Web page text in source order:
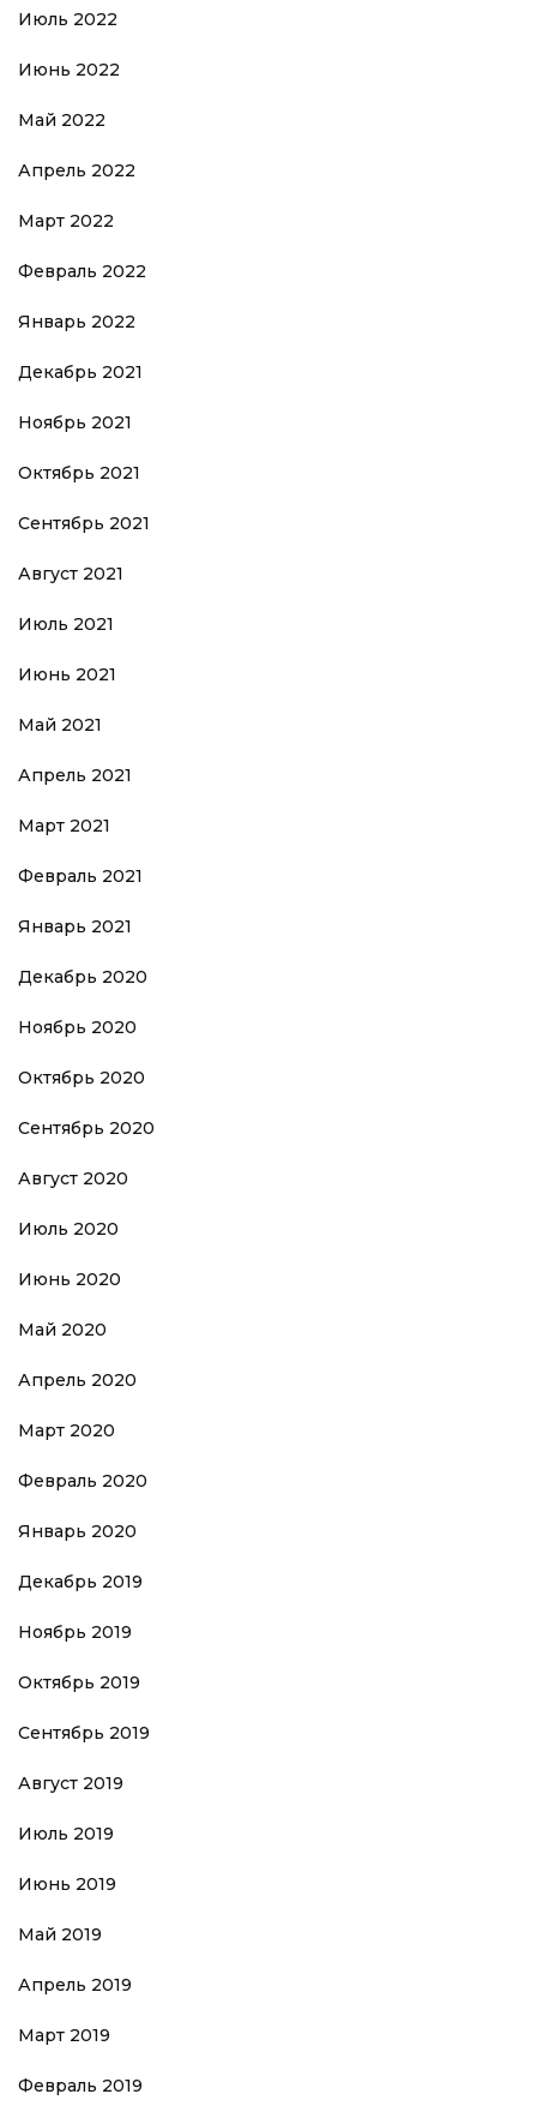
Июль 2022
Июнь 2022
Май 2022
Апрель 2022
Март 2022
Февраль 2022
Январь 2022
Декабрь 2021
Ноябрь 2021
Октябрь 2021
Сентябрь 2021
Август 2021
Июль 2021
Июнь 2021
Май 2021
Апрель 2021
Март 2021
Февраль 2021
Январь 2021
Декабрь 2020
Ноябрь 2020
Октябрь 2020
Сентябрь 2020
Август 2020
Июль 2020
Июнь 2020
Май 2020
Апрель 2020
Март 2020
Февраль 2020
Январь 2020
Декабрь 2019
Ноябрь 2019
Октябрь 2019
Сентябрь 2019
Август 2019
Июль 2019
Июнь 2019
Май 2019
Апрель 2019
Март 2019
Февраль 2019